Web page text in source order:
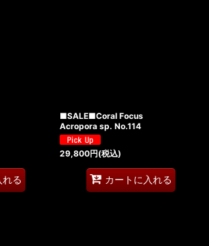
れる
■SALE■Coral Focus
Acropora sp. No.114
29,800円(税込)
カートに入れる